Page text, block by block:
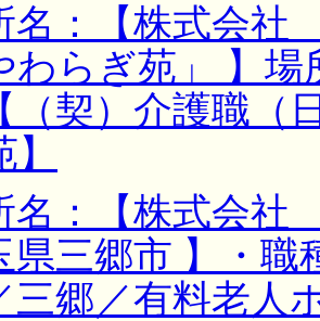
名：【株式会
わらぎ苑」 】
（契）介護職（
名：【株式会
県三郷市 】・
三郷／有料老人